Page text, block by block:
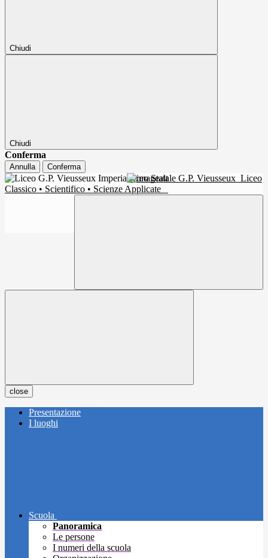
Chiudi
Chiudi
Conferma
Annulla Conferma
Liceo Statale G.P. Vieusseux Liceo
Classico • Scientifico • Scienze Applicate
close
Presentazione
I luoghi
Scuola
Panoramica
Le persone
I numeri della scuola